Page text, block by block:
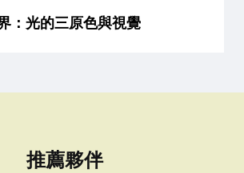
：光的三原色與視覺
推薦夥伴